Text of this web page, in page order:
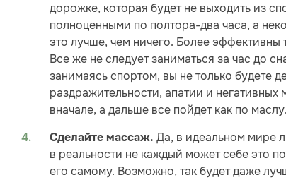
дорожке, которая будет не выходить из
полноценными по полтора-два часа, а
это лучше, чем ничего. Более эффективны
Все же не следует заниматься за час до
занимаясь спортом, вы не только будете
раздражительности, апатии и
вначале, а дальше все пойдет как по маслу.
Сделайте массаж. Да, в идеальном мире
в реальности не каждый может себе это
его самому. Возможно, так будет даже